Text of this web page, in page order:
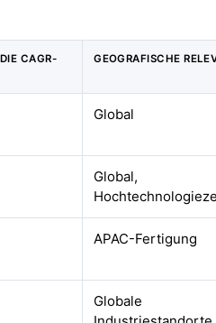
CAGR-
GEOGRAFISCHE
Global
Global,
APAC-Fertigung
Globale